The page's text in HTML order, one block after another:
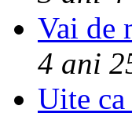
Vai de
4 ani
Uite